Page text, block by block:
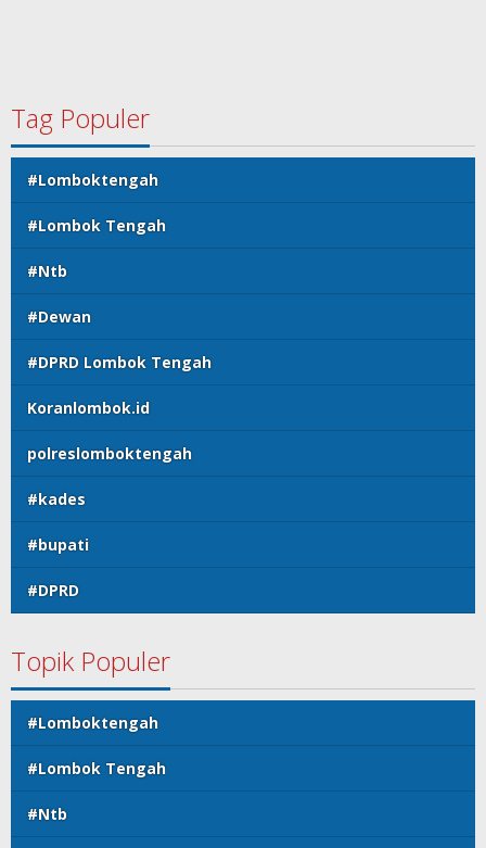
Tag Populer
#Lomboktengah
#Lombok Tengah
#Ntb
#Dewan
#DPRD Lombok Tengah
Koranlombok.id
polreslomboktengah
#kades
#bupati
#DPRD
Topik Populer
#Lomboktengah
#Lombok Tengah
#Ntb